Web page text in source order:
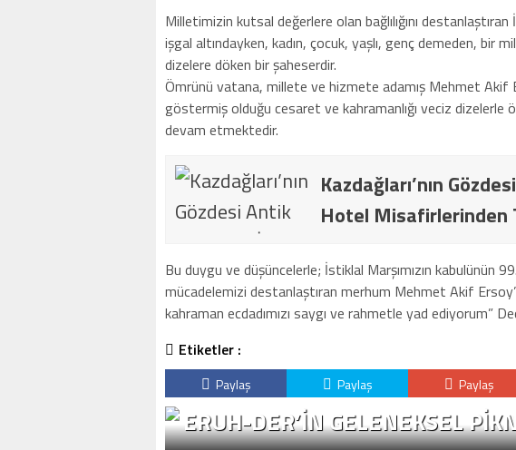
Milletimizin kutsal değerlere olan bağlılığını
işgal altındayken, kadın, çocuk, yaşlı, genç demeden, bir
dizelere döken bir şaheserdir.
Ömrünü vatana, millete ve hizmete adamış Mehmet Akif
göstermiş olduğu cesaret ve kahramanlığı veciz dizelerle
devam etmektedir.
Kazdağları’nın
Hotel Misafirlerinden
Bu duygu ve düşüncelerle; İstiklal Marşımızın kabulünün
mücadelemizi destanlaştıran merhum Mehmet Akif
kahraman ecdadımızı saygı ve rahmetle yad ediyorum”
Etiketler :
Paylaş Paylaş Paylaş
ERUH-DER’IN GELENEKSEL